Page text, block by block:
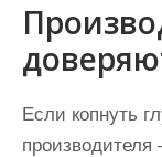
Если копнуть
производителя